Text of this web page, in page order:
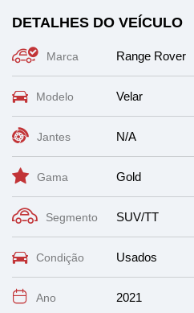
DETALHES DO VEÍCULO
Marca Range Rover
Modelo Velar
Jantes N/A
Gama Gold
Segmento SUV/TT
Condição Usados
Ano 2021